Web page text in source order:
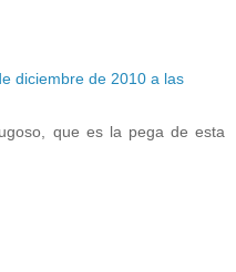
diciembre de 2010 a las
que es la pega de esta